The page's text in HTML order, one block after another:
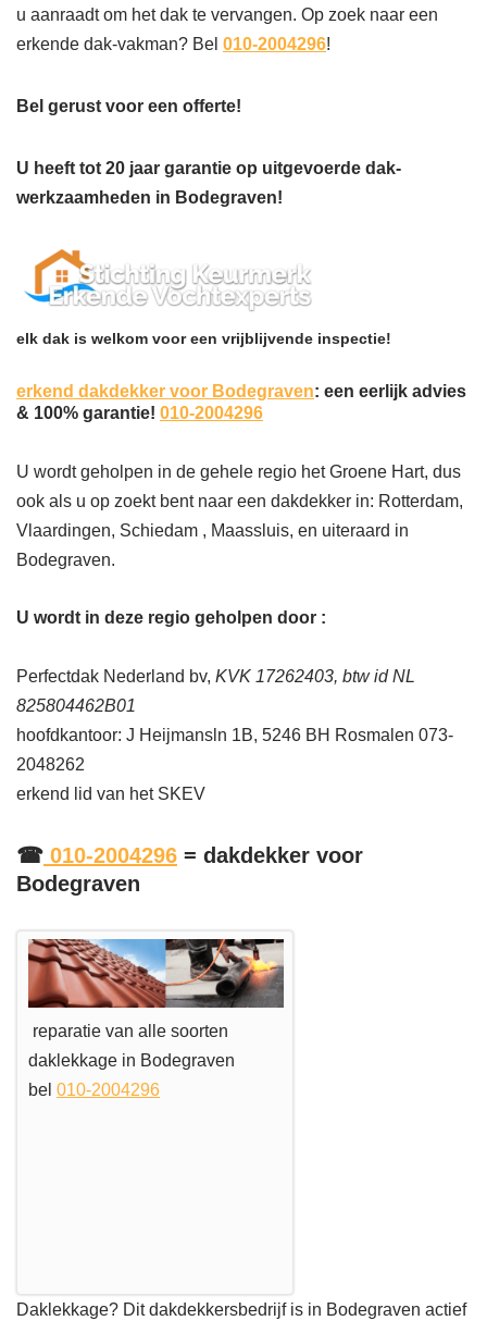
u aanraadt om het dak te vervangen. Op zoek naar een
erkende dak-vakman? Bel 010-2004296!
Bel gerust voor een offerte!
U heeft tot 20 jaar garantie op uitgevoerde dak-
werkzaamheden in Bodegraven!
elk dak is welkom voor een vrijblijvende inspectie!
erkend dakdekker voor Bodegraven: een eerlijk advies
& 100% garantie! 010-2004296
U wordt geholpen in de gehele regio het Groene Hart, dus
ook als u op zoekt bent naar een dakdekker in: Rotterdam,
Vlaardingen, Schiedam , Maassluis, en uiteraard in
Bodegraven.
U wordt in deze regio geholpen door :
Perfectdak Nederland bv, KVK 17262403, btw id NL
825804462B01
hoofdkantoor: J Heijmansln 1B, 5246 BH Rosmalen 073-
2048262
erkend lid van het SKEV
☎ 010-2004296 = dakdekker voor
Bodegraven
reparatie van alle soorten
daklekkage in Bodegraven
bel 010-2004296
Daklekkage? Dit dakdekkersbedrijf is in Bodegraven actief